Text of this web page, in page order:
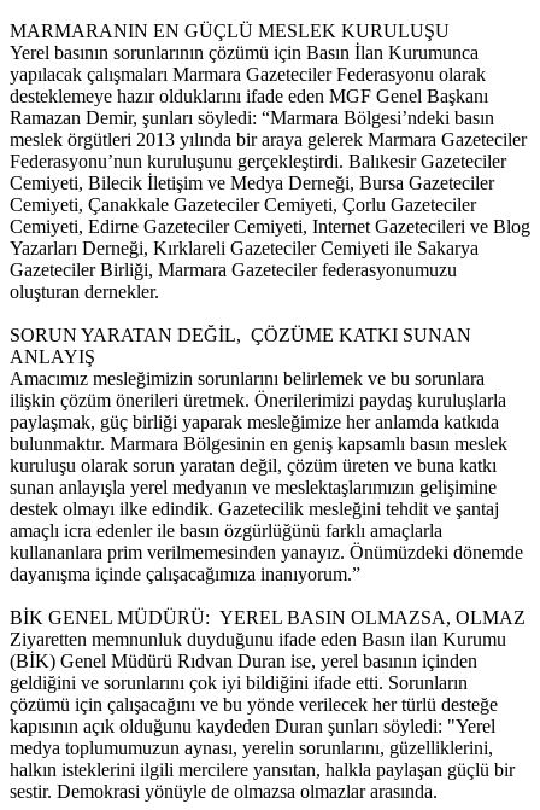
MARMARANIN EN GÜÇLÜ MESLEK KURULUŞU
Yerel basının sorunlarının çözümü için Basın İlan Kurumunca
yapılacak çalışmaları Marmara Gazeteciler Federasyonu olarak
desteklemeye hazır olduklarını ifade eden MGF Genel Başkanı
Ramazan Demir, şunları söyledi: “Marmara Bölgesi’ndeki basın
meslek örgütleri 2013 yılında bir araya gelerek Marmara Gazeteciler
Federasyonu’nun kuruluşunu gerçekleştirdi. Balıkesir Gazeteciler
Cemiyeti, Bilecik İletişim ve Medya Derneği, Bursa Gazeteciler
Cemiyeti, Çanakkale Gazeteciler Cemiyeti, Çorlu Gazeteciler
Cemiyeti, Edirne Gazeteciler Cemiyeti, Internet Gazetecileri ve Blog
Yazarları Derneği, Kırklareli Gazeteciler Cemiyeti ile Sakarya
Gazeteciler Birliği, Marmara Gazeteciler federasyonumuzu
oluşturan dernekler.
SORUN YARATAN DEĞİL, ÇÖZÜME KATKI SUNAN
ANLAYIŞ
Amacımız mesleğimizin sorunlarını belirlemek ve bu sorunlara
ilişkin çözüm önerileri üretmek. Önerilerimizi paydaş kuruluşlarla
paylaşmak, güç birliği yaparak mesleğimize her anlamda katkıda
bulunmaktır. Marmara Bölgesinin en geniş kapsamlı basın meslek
kuruluşu olarak sorun yaratan değil, çözüm üreten ve buna katkı
sunan anlayışla yerel medyanın ve meslektaşlarımızın gelişimine
destek olmayı ilke edindik. Gazetecilik mesleğini tehdit ve şantaj
amaçlı icra edenler ile basın özgürlüğünü farklı amaçlarla
kullananlara prim verilmemesinden yanayız. Önümüzdeki dönemde
dayanışma içinde çalışacağımıza inanıyorum.”
BİK GENEL MÜDÜRÜ: YEREL BASIN OLMAZSA, OLMAZ
Ziyaretten memnunluk duyduğunu ifade eden Basın ilan Kurumu
(BİK) Genel Müdürü Rıdvan Duran ise, yerel basının içinden
geldiğini ve sorunlarını çok iyi bildiğini ifade etti. Sorunların
çözümü için çalışacağını ve bu yönde verilecek her türlü desteğe
kapısının açık olduğunu kaydeden Duran şunları söyledi: "Yerel
medya toplumumuzun aynası, yerelin sorunlarını, güzelliklerini,
halkın isteklerini ilgili mercilere yansıtan, halkla paylaşan güçlü bir
sestir. Demokrasi yönüyle de olmazsa olmazlar arasında.